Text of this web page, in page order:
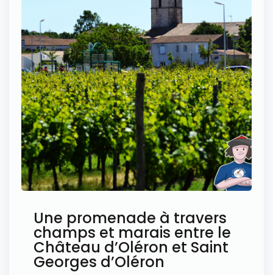
Une promenade à travers
champs et marais entre le
Château d’Oléron et Saint
Georges d’Oléron